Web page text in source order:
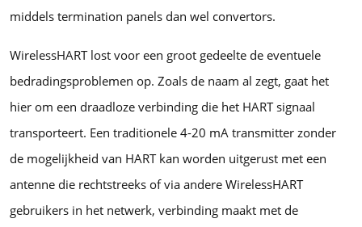
middels termination panels dan wel convertors.
WirelessHART lost voor een groot gedeelte de eventuele
bedradingsproblemen op. Zoals de naam al zegt, gaat het
hier om een draadloze verbinding die het HART signaal
transporteert. Een traditionele 4-20 mA transmitter zonder
de mogelijkheid van HART kan worden uitgerust met een
antenne die rechtstreeks of via andere WirelessHART
gebruikers in het netwerk, verbinding maakt met de